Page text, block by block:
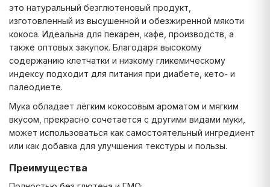
это натуральный безглютеновый продукт,
изготовленный из высушенной и обезжиренной мякоти
кокоса. Идеальна для пекарен, кафе, производств, а
также оптовых закупок. Благодаря высокому
содержанию клетчатки и низкому гликемическому
индексу подходит для питания при диабете, кето- и
палеодиете.
Мука обладает лёгким кокосовым ароматом и мягким
вкусом, прекрасно сочетается с другими видами муки,
может использоваться как самостоятельный ингредиент
или как добавка для улучшения текстуры и пользы.
Преимущества